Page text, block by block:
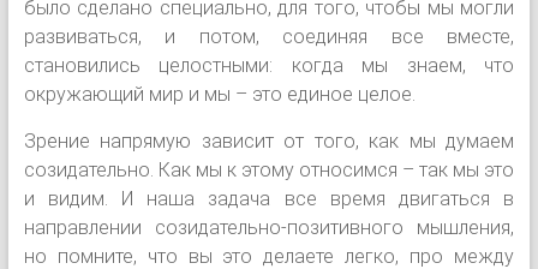
было сделано специально, для того, чтобы мы могли
развиваться, и потом, соединяя все вместе,
становились целостными: когда мы знаем, что
окружающий мир и мы – это единое целое.
Зрение напрямую зависит от того, как мы думаем
созидательно. Как мы к этому относимся – так мы это
и видим. И наша задача все время двигаться в
направлении созидательно-позитивного мышления,
но помните, что вы это делаете легко, про между